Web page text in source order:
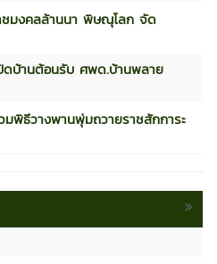
ชมงคลล้านนา พิษณุโลก จัด
บ้านต้อนรับ ศพด.บ้านพลาย
พิธีวางพานพุ่มถวายราชสักการะ